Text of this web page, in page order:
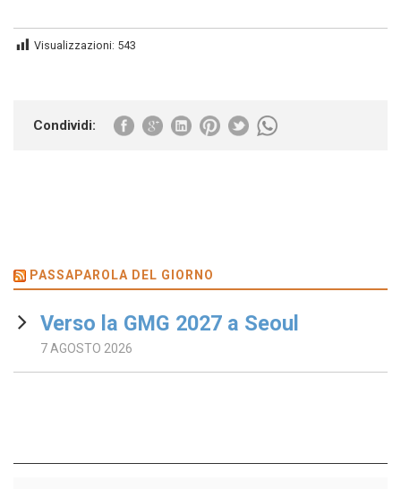
Visualizzazioni: 543
Condividi:
PASSAPAROLA DEL GIORNO
Verso la GMG 2027 a Seoul
7 AGOSTO 2026